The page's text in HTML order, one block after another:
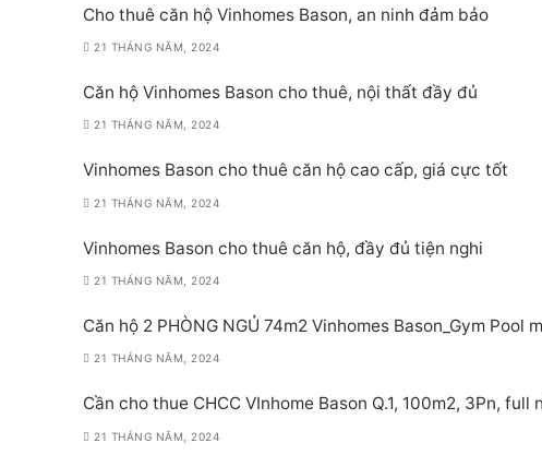
Cho thuê căn hộ Vinhomes Bason, an ninh đảm bảo
21 THÁNG NĂM, 2024
Căn hộ Vinhomes Bason cho thuê, nội thất đầy đủ
21 THÁNG NĂM, 2024
Vinhomes Bason cho thuê căn hộ cao cấp, giá cực tốt
21 THÁNG NĂM, 2024
Vinhomes Bason cho thuê căn hộ, đầy đủ tiện nghi
21 THÁNG NĂM, 2024
Căn hộ 2 PHÒNG NGỦ 74m2 Vinhomes Bason_Gym Pool
21 THÁNG NĂM, 2024
Cần cho thue CHCC VInhome Bason Q.1, 100m2, 3Pn,
21 THÁNG NĂM, 2024